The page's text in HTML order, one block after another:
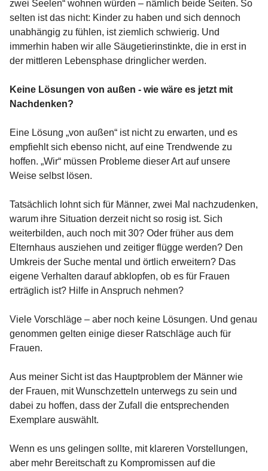
zwei Seelen“ wohnen würden – nämlich beide Seiten. So
selten ist das nicht: Kinder zu haben und sich dennoch
unabhängig zu fühlen, ist ziemlich schwierig. Und
immerhin haben wir alle Säugetierinstinkte, die in erst in
der mittleren Lebensphase dringlicher werden.
Keine Lösungen von außen - wie wäre es jetzt mit
Nachdenken?
Eine Lösung „von außen“ ist nicht zu erwarten, und es
empfiehlt sich ebenso nicht, auf eine Trendwende zu
hoffen. „Wir“ müssen Probleme dieser Art auf unsere
Weise selbst lösen.
Tatsächlich lohnt sich für Männer, zwei Mal nachzudenken,
warum ihre Situation derzeit nicht so rosig ist. Sich
weiterbilden, auch noch mit 30? Oder früher aus dem
Elternhaus ausziehen und zeitiger flügge werden? Den
Umkreis der Suche mental und örtlich erweitern? Das
eigene Verhalten darauf abklopfen, ob es für Frauen
erträglich ist? Hilfe in Anspruch nehmen?
Viele Vorschläge – aber noch keine Lösungen. Und genau
genommen gelten einige dieser Ratschläge auch für
Frauen.
Aus meiner Sicht ist das Hauptproblem der Männer wie
der Frauen, mit Wunschzetteln unterwegs zu sein und
dabei zu hoffen, dass der Zufall die entsprechenden
Exemplare auswählt.
Wenn es uns gelingen sollte, mit klareren Vorstellungen,
aber mehr Bereitschaft zu Kompromissen auf die